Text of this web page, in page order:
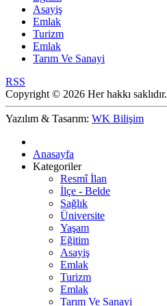
Asayiş
Emlak
Turizm
Emlak
Tarım Ve Sanayi
RSS
Copyright © 2026 Her hakkı saklıdır.
Yazılım & Tasarım: WK Bilişim
Anasayfa
Kategoriler
Resmî İlan
İlçe - Belde
Sağlık
Üniversite
Yaşam
Eğitim
Asayiş
Emlak
Turizm
Emlak
Tarım Ve Sanayi